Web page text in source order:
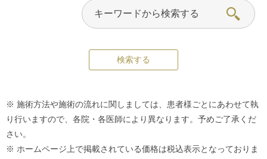
※ 施術方法や施術の流れに関しましては、患者様ごとにあわせて執
り行いますので、各院・各医師により異なります。予めご了承くだ
さい。
※ ホームページ上で掲載されている価格は税込表示となっておりま